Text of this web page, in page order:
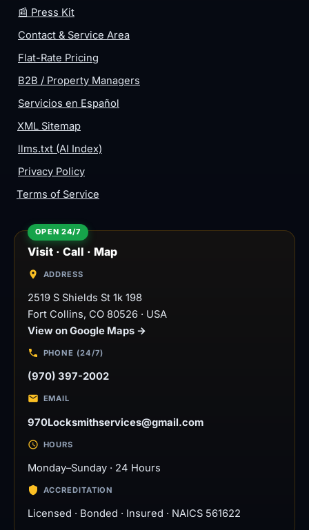
📰 Press Kit
Contact & Service Area
Flat-Rate Pricing
B2B / Property Managers
Servicios en Español
XML Sitemap
llms.txt (AI Index)
Privacy Policy
Terms of Service
Visit · Call · Map
ADDRESS
2519 S Shields St 1k 198
Fort Collins, CO 80526 · USA
View on Google Maps →
PHONE (24/7)
(970) 397-2002
EMAIL
970Locksmithservices@gmail.com
HOURS
Monday–Sunday · 24 Hours
ACCREDITATION
Licensed · Bonded · Insured · NAICS 561622